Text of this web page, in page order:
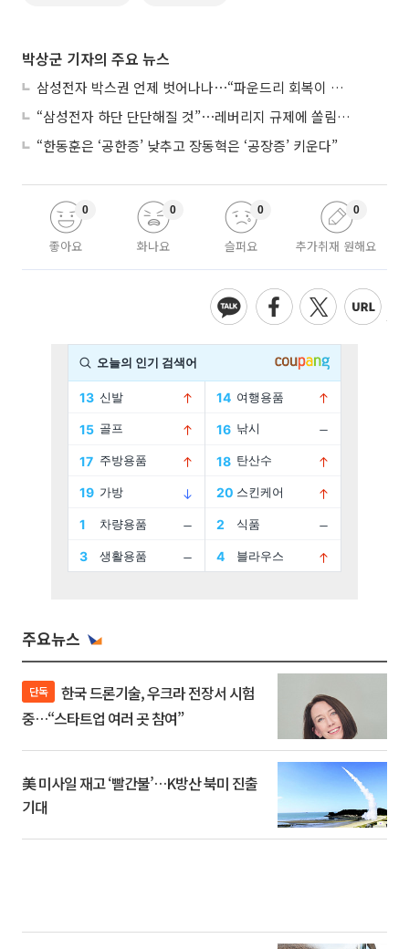
박상군 기자의 주요 뉴스
삼성전자 박스권 언제 벗어나나⋯“파운드리 회복이 관건”
“삼성전자 하단 단단해질 것”⋯레버리지 규제에 쏠림 완화
“한동훈은 ‘공한증’ 낮추고 장동혁은 ‘공장증’ 키운다”
좋아요
0
화나요
0
슬퍼요
0
추가취재 원해요
0
주요뉴스
단독
중…“스타트업 여러 곳 참여”
美 미사일 재고 ‘빨간불’…K방산 북미 진출
기대